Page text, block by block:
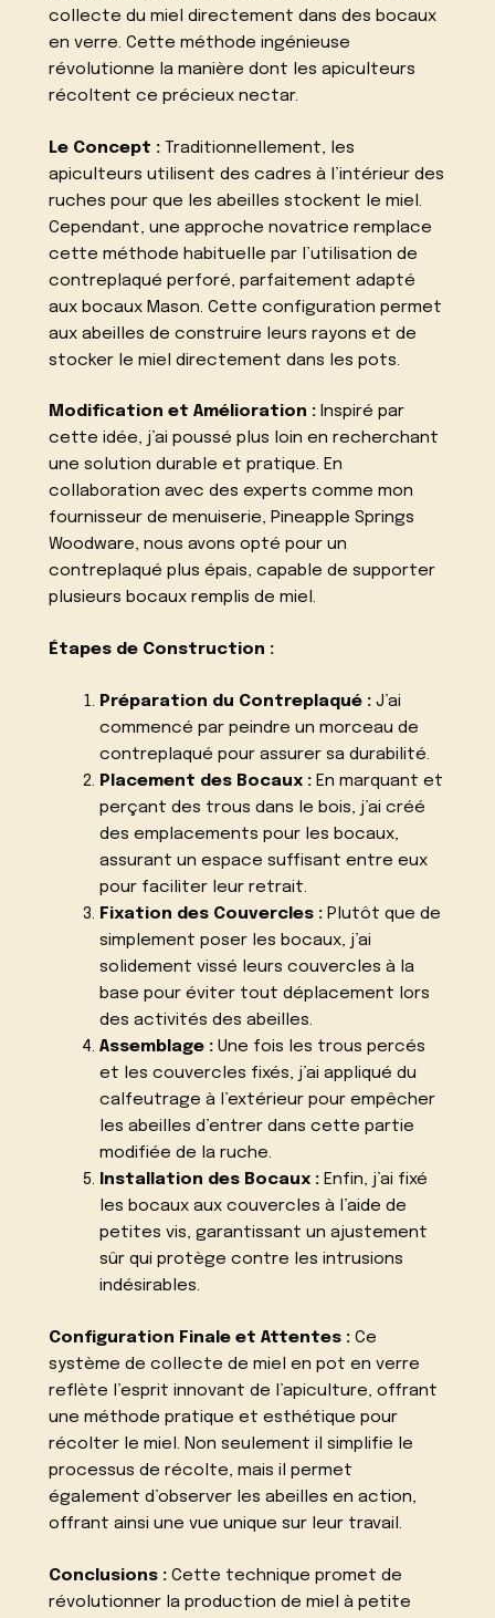
collecte du miel directement dans des bocaux
en verre. Cette méthode ingénieuse
révolutionne la manière dont les apiculteurs
récoltent ce précieux nectar.
Le Concept : Traditionnellement, les
apiculteurs utilisent des cadres à l’intérieur des
ruches pour que les abeilles stockent le miel.
Cependant, une approche novatrice remplace
cette méthode habituelle par l’utilisation de
contreplaqué perforé, parfaitement adapté
aux bocaux Mason. Cette configuration permet
aux abeilles de construire leurs rayons et de
stocker le miel directement dans les pots.
Modification et Amélioration : Inspiré par
cette idée, j’ai poussé plus loin en recherchant
une solution durable et pratique. En
collaboration avec des experts comme mon
fournisseur de menuiserie, Pineapple Springs
Woodware, nous avons opté pour un
contreplaqué plus épais, capable de supporter
plusieurs bocaux remplis de miel.
Étapes de Construction :
Préparation du Contreplaqué :J’ai
commencé par peindre un morceau de
contreplaqué pour assurer sa durabilité.
Placement des Bocaux :En marquant et
perçant des trous dans le bois, j’ai créé
des emplacements pour les bocaux,
assurant un espace suffisant entre eux
pour faciliter leur retrait.
Fixation des Couvercles :Plutôt que de
simplement poser les bocaux, j’ai
solidement vissé leurs couvercles à la
base pour éviter tout déplacement lors
des activités des abeilles.
Assemblage :Une fois les trous percés
et les couvercles fixés, j’ai appliqué du
calfeutrage à l’extérieur pour empêcher
les abeilles d’entrer dans cette partie
modifiée de la ruche.
Installation des Bocaux :Enfin, j’ai fixé
les bocaux aux couvercles à l’aide de
petites vis, garantissant un ajustement
sûr qui protège contre les intrusions
indésirables.
Configuration Finale et Attentes : Ce
système de collecte de miel en pot en verre
reflète l’esprit innovant de l’apiculture, offrant
une méthode pratique et esthétique pour
récolter le miel. Non seulement il simplifie le
processus de récolte, mais il permet
également d’observer les abeilles en action,
offrant ainsi une vue unique sur leur travail.
Conclusions : Cette technique promet de
révolutionner la production de miel à petite